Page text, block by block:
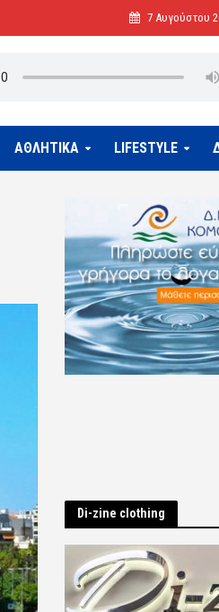
7 Αυγούστου
ΑΘΛΗΤΙΚΑ LIFESTYLE
Di-zine clothing